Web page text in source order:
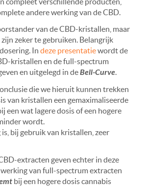
andere werking van de CBD.
van de CBD-kristallen, maar
zeker te gebruiken. Belangrijk
In deze presentatiewordt de
kristallen en de full-spectrum
en uitgelegd in deBell-Curve.
die we hieruit kunnen trekken
van kristallen een gemaximaliseerde
een wat lagere dosis of een hogere
wordt.
bij gebruik van kristallen, zeer
extracten geven echter in deze
van full-spectrum extracten
bij een hogere dosis cannabis